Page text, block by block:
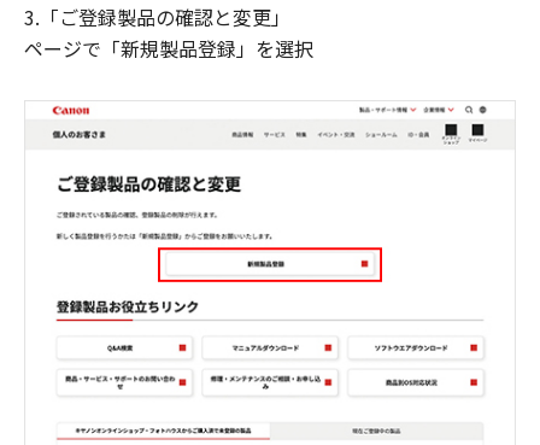
3.「ご登録製品の確認と変更」
ページで「新規製品登録」を選択